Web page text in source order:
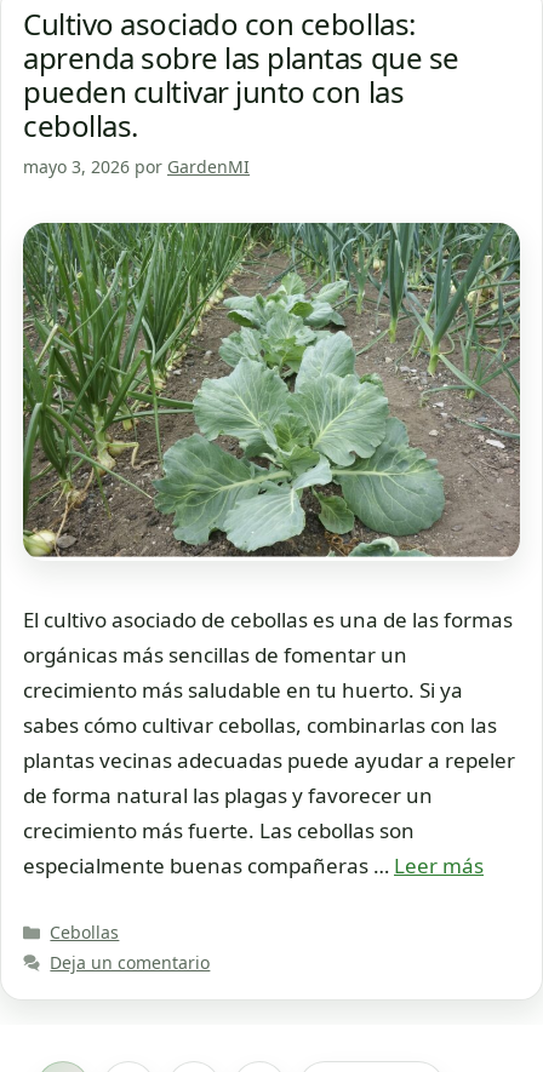
Cultivo asociado con cebollas:
aprenda sobre las plantas que se
pueden cultivar junto con las
cebollas.
mayo 3, 2026 por GardenMI
El cultivo asociado de cebollas es una de las formas
orgánicas más sencillas de fomentar un
crecimiento más saludable en tu huerto. Si ya
sabes cómo cultivar cebollas, combinarlas con las
plantas vecinas adecuadas puede ayudar a repeler
de forma natural las plagas y favorecer un
crecimiento más fuerte. Las cebollas son
especialmente buenas compañeras … Leer más
Categorías
Cebollas
Deja un comentario